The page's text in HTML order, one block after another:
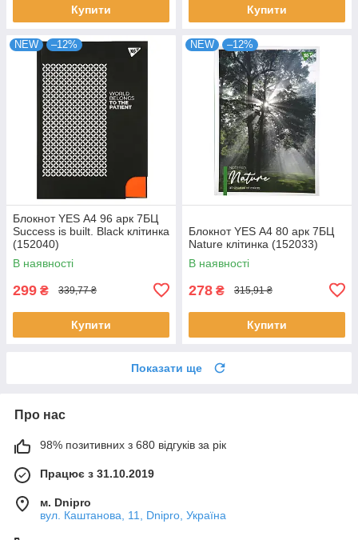
Купити Купити
NEW –12%
Блокнот YES А4 96 арк 7БЦ
Success is built. Black клітинка
(152040)
В наявності
299 ₴ 339,77 ₴
Купити
NEW –12%
Блокнот YES А4 80 арк 7БЦ
Nature клітинка (152033)
В наявності
278 ₴ 315,91 ₴
Купити
Показати ще
Про нас
98% позитивних з 680 відгуків за рік
Працює з 31.10.2019
м. Dnipro
вул. Каштанова, 11, Dnipro, Україна